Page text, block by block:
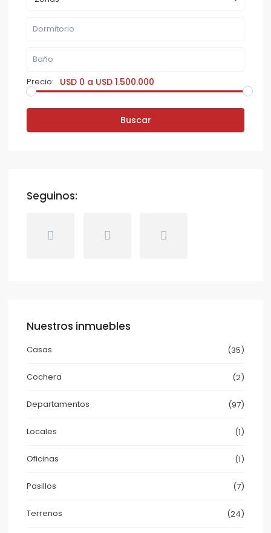
Precio: USD 0 a USD 1.500.000
Buscar
Seguinos:
Nuestros inmuebles
Casas (35)
Cochera (2)
Departamentos (97)
Locales (1)
Oficinas (1)
Pasillos (7)
Terrenos (24)